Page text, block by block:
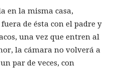
en la misma casa,
de ésta con el padre y
una vez que entren al
la cámara no volverá a
par de veces, con